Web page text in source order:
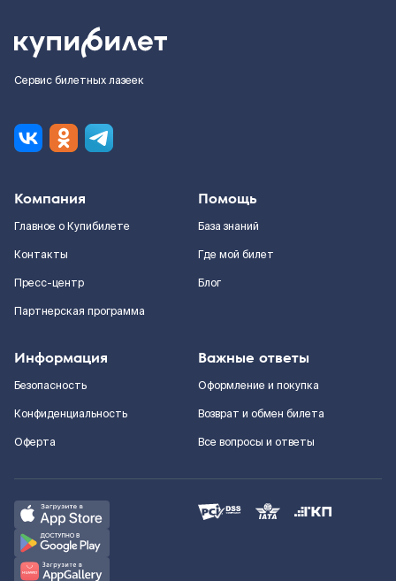
Сервис билетных лазеек
Компания
Главное о Купибилете
Контакты
Пресс-центр
Партнерская программа
Помощь
База знаний
Где мой билет
Блог
Информация
Безопасность
Конфиденциальность
Оферта
Важные ответы
Оформление и покупка
Возврат и обмен билета
Все вопросы и ответы